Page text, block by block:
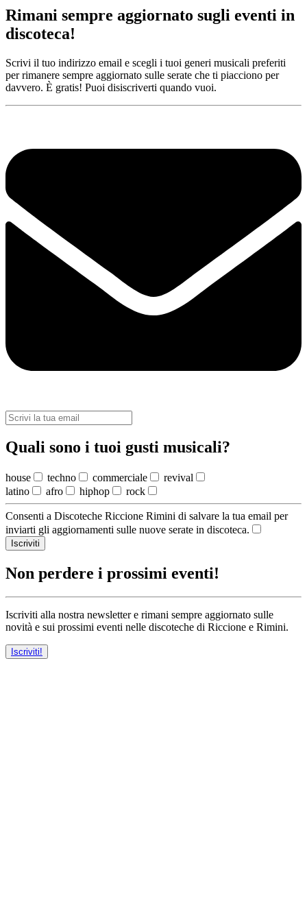
Rimani sempre aggiornato sugli eventi in
discoteca!
Scrivi il tuo indirizzo email e scegli i tuoi generi musicali preferiti
per rimanere sempre aggiornato sulle serate che ti piacciono per
davvero. È gratis! Puoi disiscriverti quando vuoi.
Quali sono i tuoi gusti musicali?
house techno commerciale
revival
latino
afro hiphop rock
Consenti a Discoteche Riccione Rimini di salvare la tua email per
inviarti gli aggiornamenti sulle nuove serate in discoteca.
Iscriviti
Non perdere i prossimi eventi!
Iscriviti alla nostra newsletter e rimani sempre aggiornato sulle
novità e sui prossimi eventi nelle discoteche di Riccione e Rimini.
Iscriviti!